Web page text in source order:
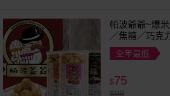
帕波爺爺~爆
／焦糖／巧克
／珍珠奶茶 款
全年最低
$75
$99